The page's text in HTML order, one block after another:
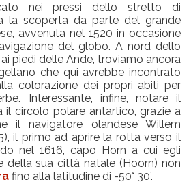
nei pressi dello stretto di
la scoperta da parte del grande
avvenuta nel 1520 in occasione
del globo. A nord dello
piedi delle Ande, troviamo ancora
che qui avrebbe incontrato
colorazione dei propri abiti per
Interessante, infine, notare il
il circolo polare antartico, grazie a
il navigatore olandese Willem
il primo ad aprire la rotta verso il
nel 1616, capo Horn a cui egli
della sua città natale (Hoorn) non
fino alla latitudine di -50° 30’.